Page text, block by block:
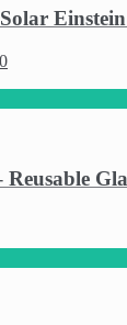
Reusable